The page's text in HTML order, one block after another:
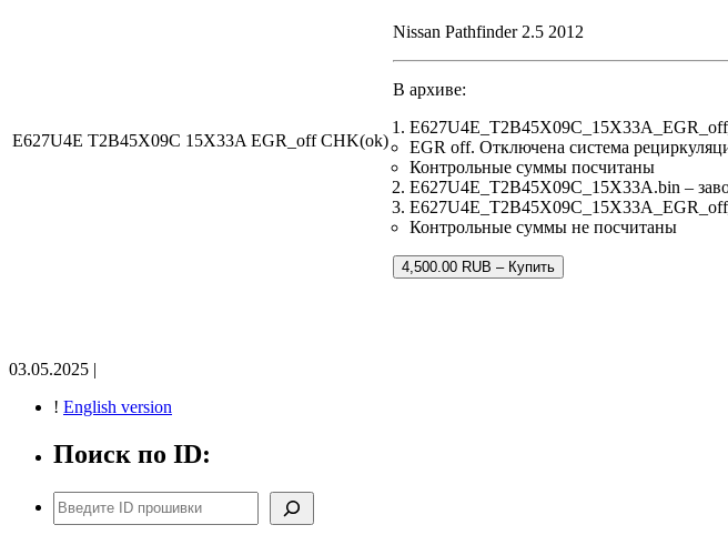
E627U4E T2B45X09C 15X33A EGR_off CHK(ok)
Nissan Pathfinder 2.5 2012
В архиве:
EGR off. Отключена система
Контрольные суммы посчитаны
E627U4E_T2B45X09C_15X33A.bin –
Контрольные суммы не посчитаны
4,500.00 RUB – Купить
03.05.2025 |
! English version
Поиск по ID:
Поиск